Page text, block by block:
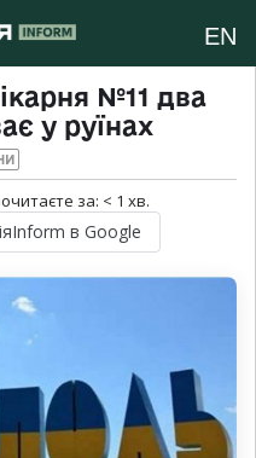
EN
№11 два
у руїнах
за: < 1 хв.
в Google